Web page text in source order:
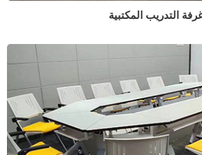
التدريب المكتبية